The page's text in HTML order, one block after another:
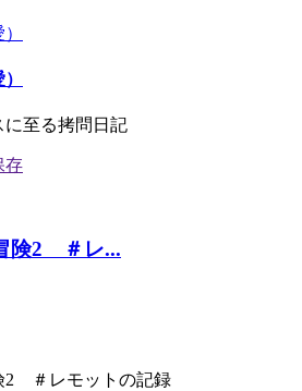
に至る拷問日記
険2 ＃レ...
2 ＃レモットの記録